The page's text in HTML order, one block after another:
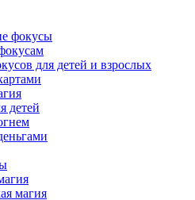
фокусы
для детей и взрослых
детей
магия